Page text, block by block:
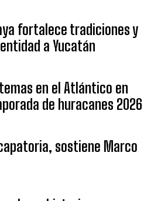
fortalece tradiciones y
a Yucatán
en el Atlántico en
de huracanes 2026
sostiene Marco